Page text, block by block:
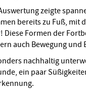
zeigte
bereits zu Fuß, mit
Diese Formen der
auch Bewegung und
nachhaltig
ein paar